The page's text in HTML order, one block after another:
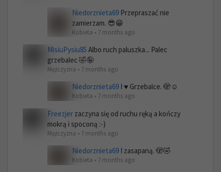
Niedorznieta69 Przepraszać nie
zamierzam. 😎😁
Kobieta • 7 months ago
MisiuPysiu85 Albo ruch paluszka... Palec
grzebalec 🤣🤪
Mężczyzna • 7 months ago
Niedorznieta69 I ♥️ Grzebalce. 🫣☺️
Kobieta • 7 months ago
Freezjer zaczyna się od ruchu ręką a kończy
mokrą i spoconą :-)
Mężczyzna • 7 months ago
Niedorznieta69 I zasapaną. 🫣🤣
Kobieta • 7 months ago